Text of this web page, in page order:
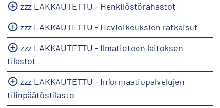
zzz LAKKAUTETTU - Henkilöstörahastot
zzz LAKKAUTETTU - Hovioikeuksien ratkaisut
zzz LAKKAUTETTU - Ilmatieteen laitoksen
tilastot
zzz LAKKAUTETTU - Informaatiopalvelujen
tilinpäätöstilasto